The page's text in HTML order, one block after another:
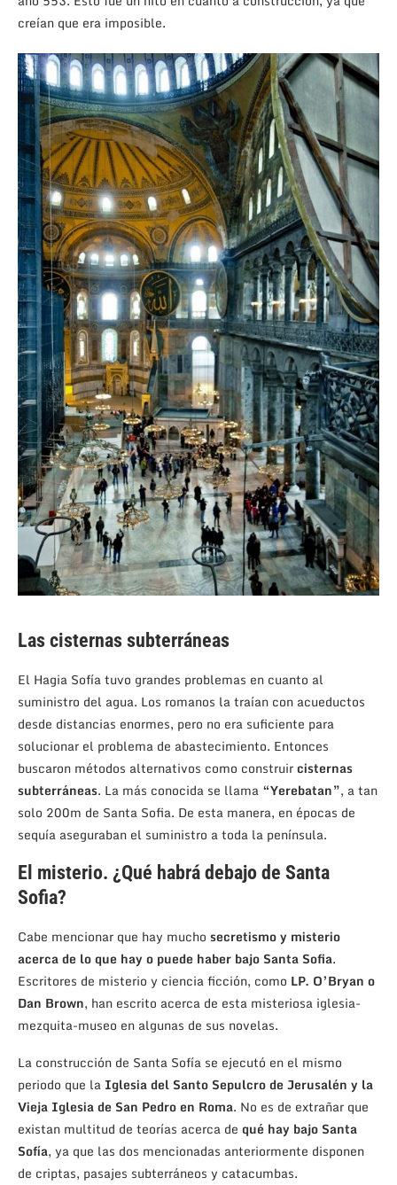
creían que era imposible.
Las cisternas subterráneas
El Hagia Sofía tuvo grandes problemas en cuanto al
suministro del agua. Los romanos la traían con acueductos
desde distancias enormes, pero no era suficiente para
solucionar el problema de abastecimiento. Entonces
buscaron métodos alternativos como construircisternas
subterráneas. La más conocida se llama “Yerebatan”, a tan
solo 200m de Santa Sofia. De esta manera, en épocas de
sequía aseguraban el suministro a toda la península.
El misterio. ¿Qué habrá debajo de Santa
Sofia?
Cabe mencionar que hay mucho secretismo y misterio
acerca de lo que hay o puede haber bajo Santa Sofia.
Escritores de misterio y ciencia ficción, como LP. O’Bryan o
Dan Brown, han escrito acerca de esta misteriosa iglesia-
mezquita-museo en algunas de sus novelas.
La construcción de Santa Sofía se ejecutó en el mismo
periodo que la Iglesia del Santo Sepulcro de Jerusalén y la
Vieja Iglesia de San Pedro en Roma. No es de extrañar que
existan multitud de teorías acerca de qué hay bajo Santa
Sofía, ya que las dos mencionadas anteriormente disponen
de criptas, pasajes subterráneos y catacumbas.